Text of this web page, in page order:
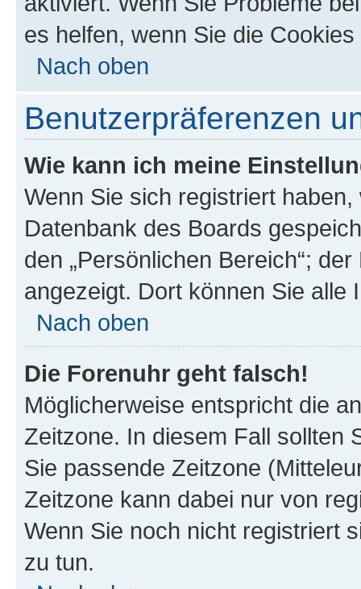
es helfen, wenn Sie die
Nach oben
Benutzerpräferenzen
Wie kann ich meine
Wenn Sie sich registriert
Datenbank des Boards
den „Persönlichen Bereich“;
angezeigt. Dort können Sie alle
Nach oben
Die Forenuhr geht falsch!
Möglicherweise entspricht die
Zeitzone. In diesem Fall sollten
Sie passende Zeitzone
Zeitzone kann dabei nur von
Wenn Sie noch nicht registriert
zu tun.